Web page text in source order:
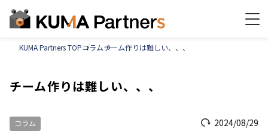
KUMA Partners TOPコラムチーム作りは難しい、、、
チーム作りは難しい、、、
コラム 2024/08/29